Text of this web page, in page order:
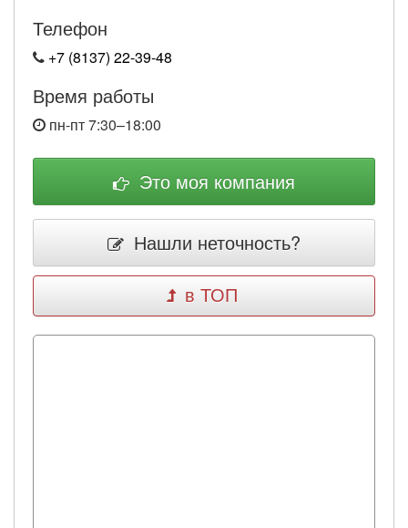
Телефон
+7 (8137) 22-39-48
Время работы
пн-пт 7:30–18:00
Это моя компания
Нашли неточность?